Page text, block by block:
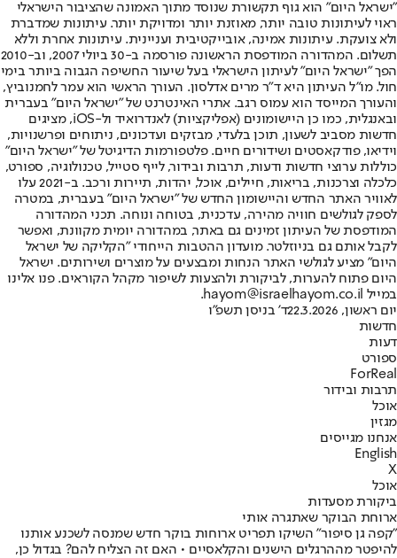
"ישראל היום" הוא גוף תקשורת שנוסד מתוך האמונה שהציבור הישראלי
ראוי לעיתונות טובה יותר, מאוזנת יותר ומדויקת יותר. עיתונות שמדברת
ולא צועקת. עיתונות אמינה, אובייקטיבית ועניינית. עיתונות אחרת וללא
תשלום. המהדורה המודפסת הראשונה פורסמה ב-30 ביולי 2007, וב-2010
הפך "ישראל היום" לעיתון הישראלי בעל שיעור החשיפה הגבוה ביותר בימי
חול. מו"ל העיתון היא ד"ר מרים אדלסון. העורך הראשי הוא עמר לחמנוביץ,
והעורך המייסד הוא עמוס רגב. אתרי האינטרנט של "ישראל היום" בעברית
ובאנגלית, כמו כן היישומונים (אפליקציות) לאנדרואיד ול-iOS, מציגים
חדשות מסביב לשעון, תוכן בלעדי, מבזקים ועדכונים, ניתוחים ופרשנויות,
וידיאו, פודקאסטים ושידורים חיים. פלטפורמות הדיגיטל של "ישראל היום"
כוללות ערוצי חדשות ודעות, תרבות ובידור, לייף סטייל, טכנולוגיה, ספורט,
כלכלה וצרכנות, בריאות, חיילים, אוכל, יהדות, תיירות ורכב. ב-2021 עלו
לאוויר האתר החדש והיישומון החדש של "ישראל היום" בעברית, במטרה
לספק לגולשים חוויה מהירה, עדכנית, בטוחה ונוחה. תכני המהדורה
המודפסת של העיתון זמינים גם באתר, במהדורה יומית מקוונת, ואפשר
לקבל אותם גם בניוזלטר. מועדון ההטבות הייחודי "הקליקה של ישראל
היום" מציע לגולשי האתר הנחות ומבצעים על מוצרים ושירותים. ישראל
היום פתוח להערות, לביקורת ולהצעות לשיפור מקהל הקוראים. פנו אלינו
במייל hayom@israelhayom.co.il.
יום ראשון, 22.3.2026
ד' בניסן תשפ"ו
חדשות
דעות
ספורט
ForReal
תרבות ובידור
אוכל
מגזין
אנחנו מגייסים
English
X
אוכל
ביקורת מסעדות
ארוחת הבוקר שאתגרה אותי
"קפה גן סיפור" השיקו תפריט ארוחות בוקר חדש שמנסה לשכנע אותנו
להיפטר מההרגלים הישנים והקלאסיים • האם זה הצליח להם? בגדול כן,